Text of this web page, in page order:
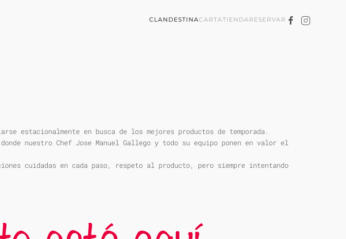
CLANDESTINACARTATIENDARESERVAR
estacionalmente en busca de los mejores productos de temporada.
nuestro Chef Jose Manuel Gallego y todo su equipo ponen en valor el
cuidadas en cada paso, respeto al producto, pero siempre intentando